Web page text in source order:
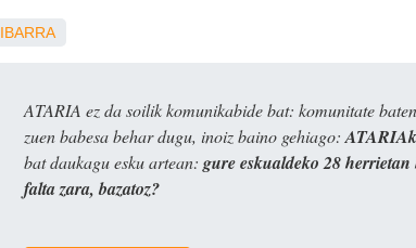
IBARRA
ATARIA ez da soilik komunikabide bat: komunitate
zuen babesa behar dugu, inoiz baino gehiago:
bat daukagu esku artean: gure eskualdeko 28
falta zara, bazatoz?